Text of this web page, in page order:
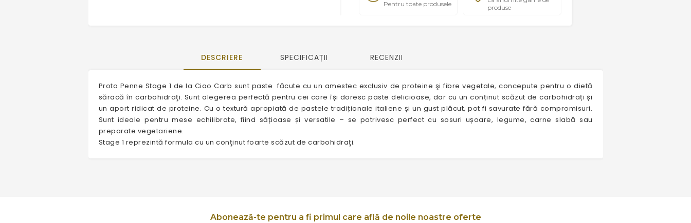
Pentru toate produsele
produse
DESCRIERE SPECIFICAȚII RECENZII
Proto Penne Stage 1 de la Ciao Carb sunt paste făcute cu un amestec exclusiv de proteine ş​i fibre vegetale, concepute pentru o dietă
săracă în carbohidraţi. Sunt alegerea perfectă pentru cei care își doresc paste delicioase, dar cu un conținut scăzut de carbohidrați și
un aport ridicat de proteine. Cu o textură apropiată de pastele tradiționale italiene și un gust plăcut, pot fi savurate fără compromisuri.
Sunt ideale pentru mese echilibrate, fiind sățioase și versatile – se potrivesc perfect cu sosuri ușoare, legume, carne slabă sau
preparate vegetariene.
Stage 1 reprezintă formula cu un conţinut foarte scăzut de carbohidraţi.
Abonează-te pentru a fi primul care află de noile noastre oferte